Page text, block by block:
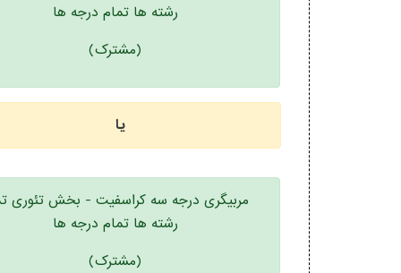
رشته ها تمام درجه ها
(مشترک)
یا
مربیگری درجه سه کراسفیت - بخش تئوری
رشته ها تمام درجه ها
(مشترک)